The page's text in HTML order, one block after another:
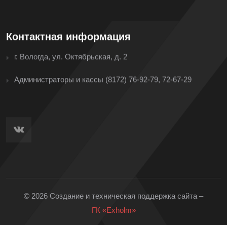
Контактная информация
г. Вологда, ул. Октябрьская, д. 2
Администраторы и кассы (8172) 76-92-79, 72-67-29
© 2026 Создание и техническая поддержка сайта –
ГК «Exholm»